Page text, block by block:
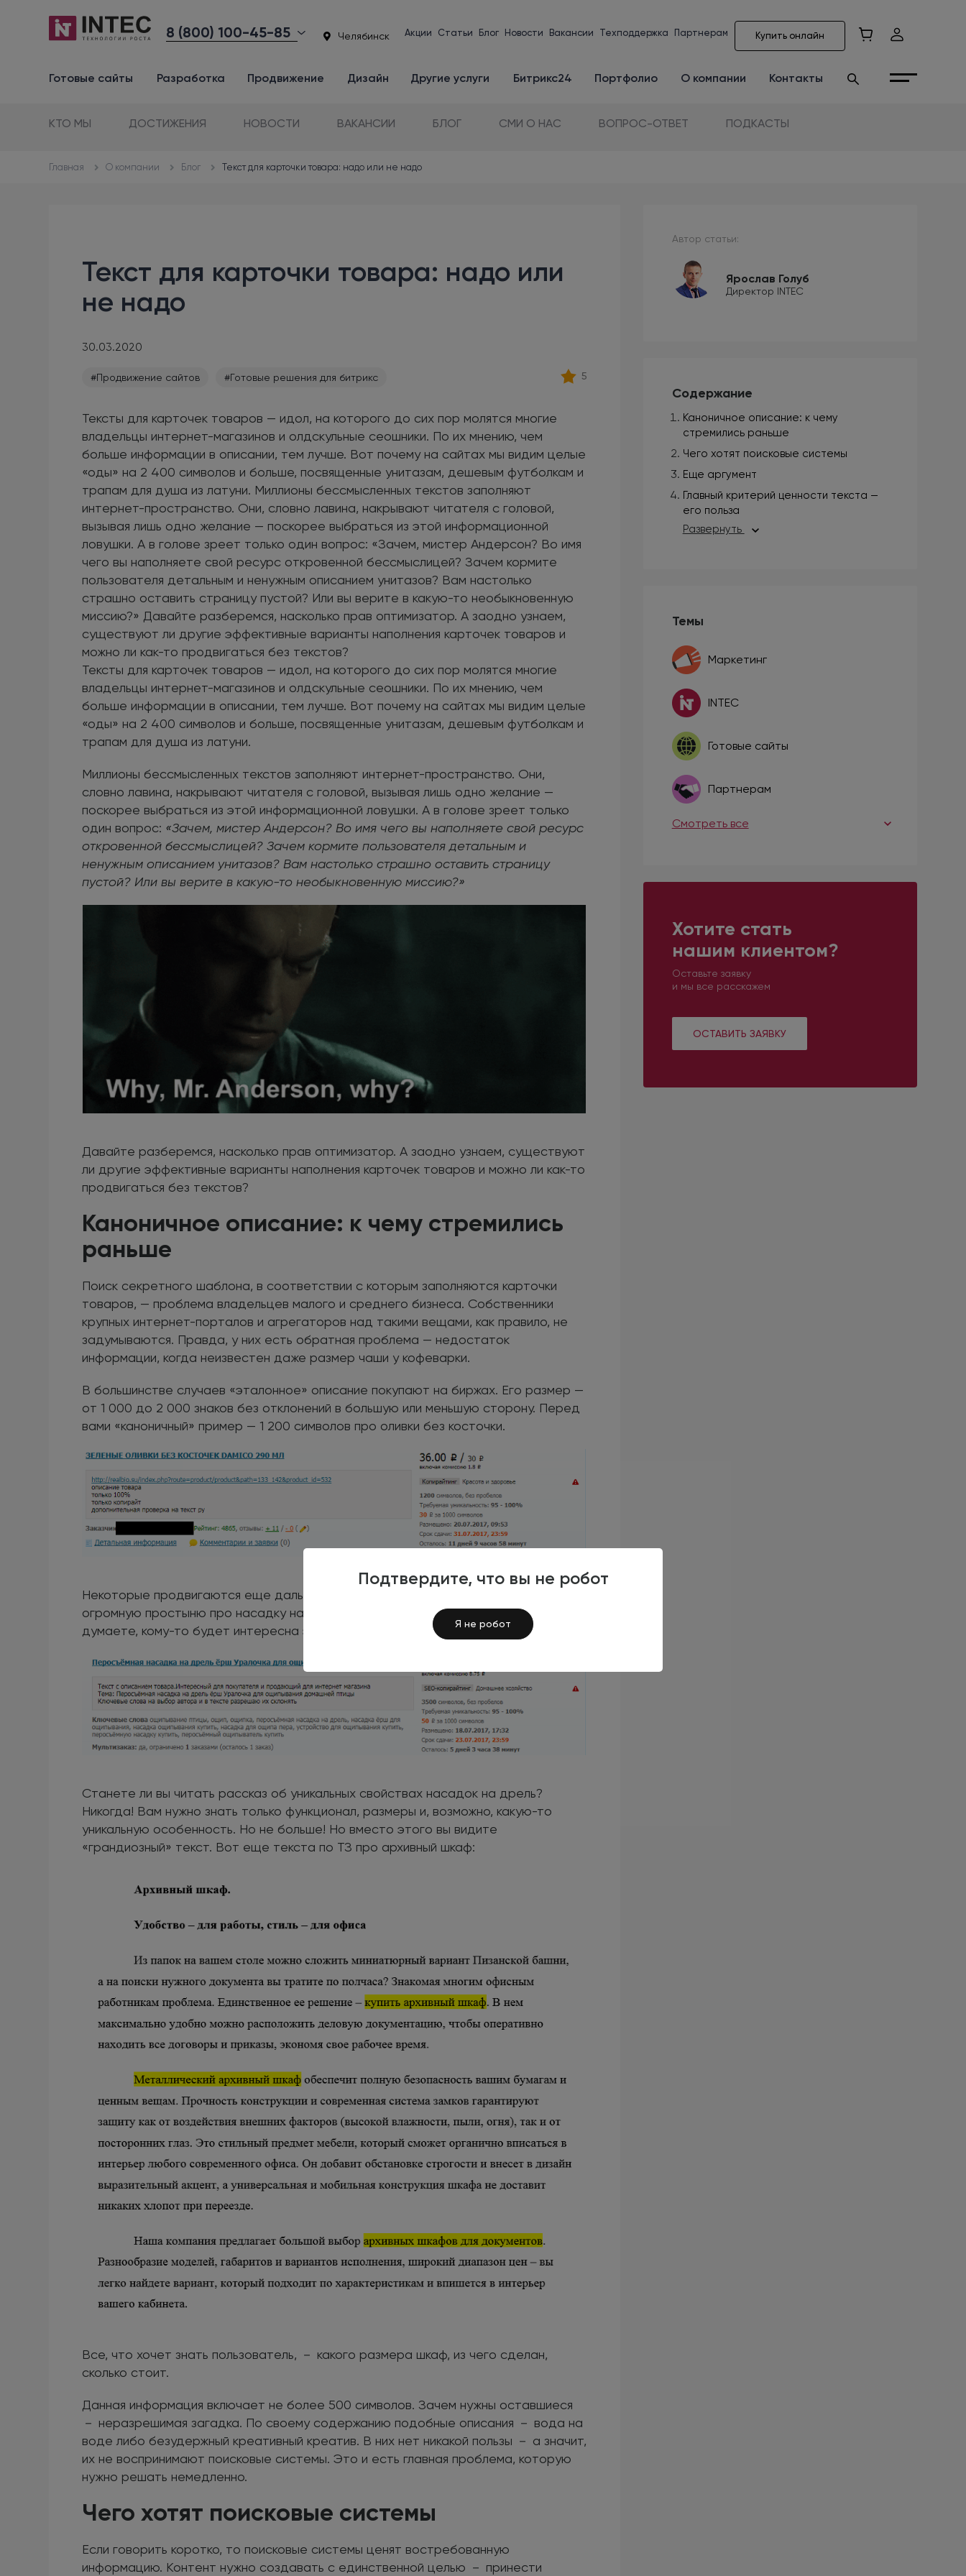
Подтвердите, что вы не робот
Я не робот
8 (800) 100-45-85 Челябинск Акции Статьи Блог Новости Вакансии Техподдержка Партнерам Купить онлайн
Готовые сайты Разработка Продвижение Дизайн Другие услуги Битрикс24 Портфолио О компании Контакты
КТО МЫ ДОСТИЖЕНИЯ НОВОСТИ ВАКАНСИИ БЛОГ СМИ О НАС ВОПРОС-ОТВЕТ ПОДКАСТЫ
Главная О компании Блог Текст для карточки товара: надо или не надо
Автор статьи:
Ярослав Голуб
Директор INTEC
Содержание
Каноничное описание: к чему
стремились раньше
Чего хотят поисковые системы
Еще аргумент
Главный критерий ценности текста —
его польза
Развернуть
Темы
Маркетинг
INTEC
Готовые сайты
Партнерам
Смотреть все
Хотите стать
нашим клиентом?
Оставьте заявку
и мы все расскажем
ОСТАВИТЬ ЗАЯВКУ
Текст для карточки товара: надо или
не надо
30.03.2020
#Продвижение сайтов #Готовые решения для битрикс 5
Тексты для карточек товаров — идол, на которого до сих пор молятся многие
владельцы интернет-магазинов и олдскульные сеошники. По их мнению, чем
больше информации в описании, тем лучше. Вот почему на сайтах мы видим целые
«оды» на 2 400 символов и больше, посвященные унитазам, дешевым футболкам и
трапам для душа из латуни. Миллионы бессмысленных текстов заполняют
интернет-пространство. Они, словно лавина, накрывают читателя с головой,
вызывая лишь одно желание — поскорее выбраться из этой информационной
ловушки. А в голове зреет только один вопрос: «Зачем, мистер Андерсон? Во имя
чего вы наполняете свой ресурс откровенной бессмыслицей? Зачем кормите
пользователя детальным и ненужным описанием унитазов? Вам настолько
страшно оставить страницу пустой? Или вы верите в какую-то необыкновенную
миссию?» Давайте разберемся, насколько прав оптимизатор. А заодно узнаем,
существуют ли другие эффективные варианты наполнения карточек товаров и
можно ли как-то продвигаться без текстов?
Тексты для карточек товаров — идол, на которого до сих пор молятся многие
владельцы интернет-магазинов и олдскульные сеошники. По их мнению, чем
больше информации в описании, тем лучше. Вот почему на сайтах мы видим целые
«оды» на 2 400 символов и больше, посвященные унитазам, дешевым футболкам и
трапам для душа из латуни.
Миллионы бессмысленных текстов заполняют интернет-пространство. Они,
словно лавина, накрывают читателя с головой, вызывая лишь одно желание —
поскорее выбраться из этой информационной ловушки. А в голове зреет только
один вопрос: «Зачем, мистер Андерсон? Во имя чего вы наполняете свой ресурс
откровенной бессмыслицей? Зачем кормите пользователя детальным и
ненужным описанием унитазов? Вам настолько страшно оставить страницу
пустой? Или вы верите в какую-то необыкновенную миссию?»
Давайте разберемся, насколько прав оптимизатор. А заодно узнаем, существуют
ли другие эффективные варианты наполнения карточек товаров и можно ли как-то
продвигаться без текстов?
Каноничное описание: к чему стремились
раньше
Поиск секретного шаблона, в соответствии с которым заполняются карточки
товаров, — проблема владельцев малого и среднего бизнеса. Собственники
крупных интернет-порталов и агрегаторов над такими вещами, как правило, не
задумываются. Правда, у них есть обратная проблема — недостаток
информации, когда неизвестен даже размер чаши у кофеварки.
В большинстве случаев «эталонное» описание покупают на биржах. Его размер —
от 1 000 до 2 000 знаков без отклонений в большую или меньшую сторону. Перед
вами «каноничный» пример — 1 200 символов про оливки без косточки.
Некоторые продвигаются еще дальше. К примеру, хотят разместить на сайте
огромную простыню про насадку на дрель для ощипывания домашней птицы. Вы
думаете, кому-то будет интересна эта история?
Станете ли вы читать рассказ об уникальных свойствах насадок на дрель?
Никогда! Вам нужно знать только функционал, размеры и, возможно, какую-то
уникальную особенность. Но не больше! Но вместо этого вы видите
«грандиозный» текст. Вот еще текста по ТЗ про архивный шкаф:
Все, что хочет знать пользователь, － какого размера шкаф, из чего сделан,
сколько стоит.
Данная информация включает не более 500 символов. Зачем нужны оставшиеся
－ неразрешимая загадка. По своему содержанию подобные описания － вода на
воде либо безудержный креативный креатив. В них нет никакой пользы － а значит,
их не воспринимают поисковые системы. Это и есть главная проблема, которую
нужно решать немедленно.
Чего хотят поисковые системы
Если говорить коротко, то поисковые системы ценят востребованную
информацию. Контент нужно создавать с единственной целью － принести